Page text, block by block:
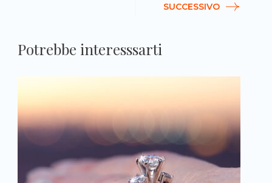
SUCCESSIVO
Potrebbe interesssarti